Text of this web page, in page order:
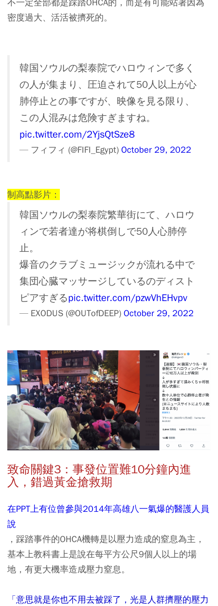
密度過大、活活被擠死的。
韓国ソウルの梨泰院でハロウィンで多く
の人が集まり、圧迫されて50人以上が心
肺停止との事ですが、映像を見る限り、
この人混みは危険すぎますね。
pic.twitter.com/2YjsQtSze8
— フィフィ (@FIFI_Egypt) October 29, 2022
制高點影片：
韓国ソウルの梨泰院繁華街にて、ハロウ
ィンで若者達が将棋倒しで50人心肺停
止。
爆音のクラブミュージックが流れる中で
集団心臓マッサージしているのディスト
ピアすぎるpic.twitter.com/pzwVhEHvpv
— EXODUS (@OUTofDEEP) October 29, 2022
致命關鍵3：事發位置難10分鐘內進
入，錯過黃金搶救期
在PPT上有位曾參與2014年高雄八一氣爆的醫護人員
說
，踩踏事件的OHCA機轉是以壓力造成的窒息為主，
基本上教科書上是說在每平方公尺9個人以上的場
地，有更大機率造成壓力窒息。
「意思就是你也不用去被踩了，光是人群擠壓的壓力